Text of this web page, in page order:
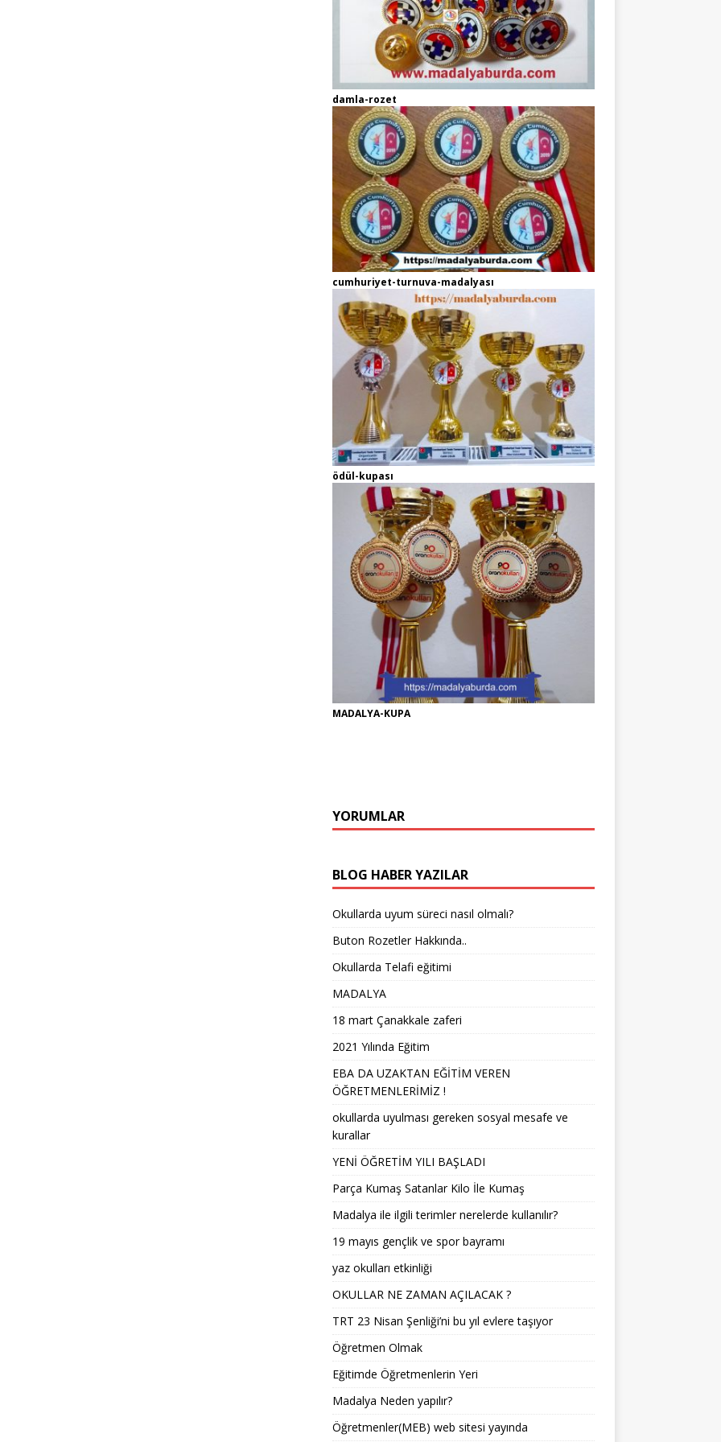
damla-rozet
cumhuriyet-turnuva-madalyası
ödül-kupası
MADALYA-KUPA
YORUMLAR
BLOG HABER YAZILAR
Okullarda uyum süreci nasıl olmalı?
Buton Rozetler Hakkında..
Okullarda Telafi eğitimi
MADALYA
18 mart Çanakkale zaferi
2021 Yılında Eğitim
EBA DA UZAKTAN EĞİTİM VEREN
ÖĞRETMENLERİMİZ !
okullarda uyulması gereken sosyal mesafe ve
kurallar
YENİ ÖĞRETİM YILI BAŞLADI
Parça Kumaş Satanlar Kilo İle Kumaş
Madalya ile ilgili terimler nerelerde kullanılır?
19 mayıs gençlik ve spor bayramı
yaz okulları etkinliği
OKULLAR NE ZAMAN AÇILACAK ?
TRT 23 Nisan Şenliği’ni bu yıl evlere taşıyor
Öğretmen Olmak
Eğitimde Öğretmenlerin Yeri
Madalya Neden yapılır?
Öğretmenler(MEB) web sitesi yayında